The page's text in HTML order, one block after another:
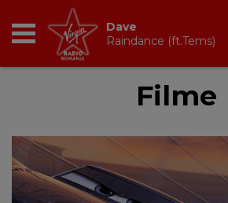
TIC TALK
cu Alina Chinie
19:00 - 21:00
Filme